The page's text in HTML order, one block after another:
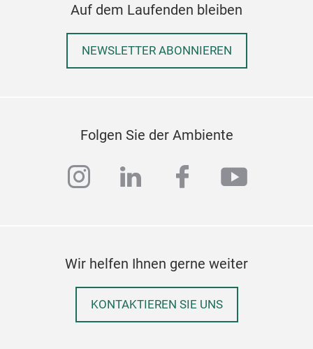
Auf dem Laufenden bleiben
NEWSLETTER ABONNIEREN
Folgen Sie der Ambiente
instagram
linkedinfacebook
Wir helfen Ihnen gerne weiter
KONTAKTIEREN SIE UNS